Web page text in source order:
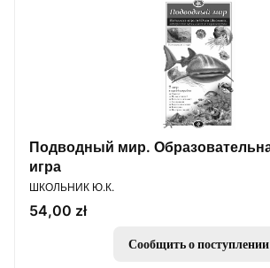
Подводный мир.
игра
ПРОИЗВОДИТЕЛЬ
ШКОЛЬНИК Ю.К.
Цена
54,00 zł
Сообщить о поступлении